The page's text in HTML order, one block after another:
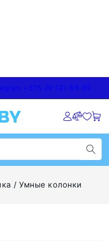
+375 29 121-89-89
Умные колонки